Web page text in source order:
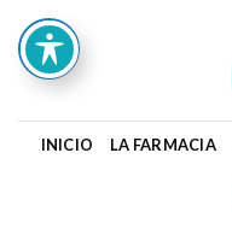
content
INICIO LA FARMACIA